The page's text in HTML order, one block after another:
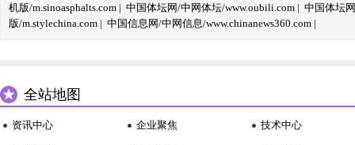
机版/m.sinoasphalts.com | 中国体坛网/中网体坛/www.oubili.com | 中国体坛
版/m.stylechina.com | 中国信息网/中网信息/www.chinanews360.com |
全站地图
资讯中心 企业聚焦 技术中心